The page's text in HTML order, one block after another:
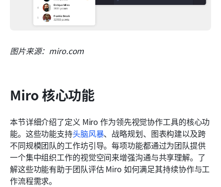
图片来源：miro.com
Miro 核心功能
本节详细介绍了定义 Miro 作为领先视觉协作工具的核心功
能。这些功能支持头脑风暴、战略规划、图表构建以及跨
不同规模团队的工作坊引导。每项功能都通过为团队提供
一个集中组织工作的视觉空间来增强沟通与共享理解。了
解这些功能有助于团队评估 Miro 如何满足其持续协作与工
作流程需求。